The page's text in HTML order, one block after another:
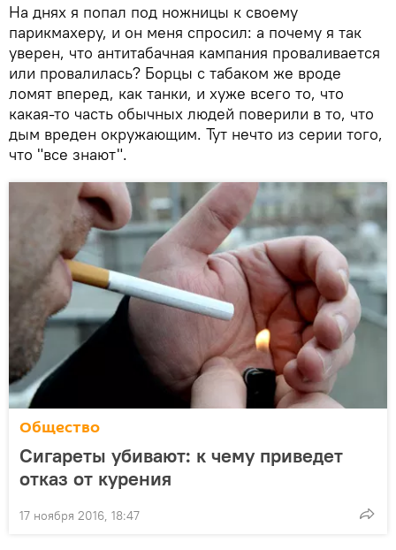
На днях я попал под ножницы к своему
парикмахеру, и он меня спросил: а почему я так
уверен, что антитабачная кампания проваливается
или провалилась? Борцы с табаком же вроде
ломят вперед, как танки, и хуже всего то, что
какая-то часть обычных людей поверили в то, что
дым вреден окружающим. Тут нечто из серии того,
что "все знают".
Общество
Сигареты убивают: к чему приведет
отказ от курения
17 ноября 2016, 18:47